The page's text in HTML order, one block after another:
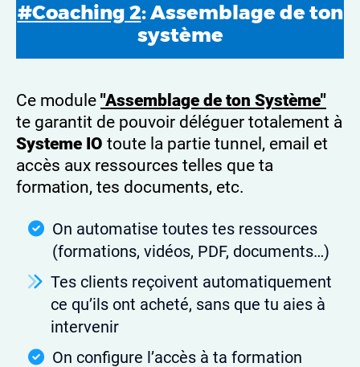
#Coaching 2: Assemblage de ton
système
Ce module "Assemblage de ton Système"
te garantit de pouvoir déléguer totalement à
Systeme IO toute la partie tunnel, email et
accès aux ressources telles que ta
formation, tes documents, etc.
On automatise toutes tes ressources
(formations, vidéos, PDF, documents…)
Tes clients reçoivent automatiquement
ce qu’ils ont acheté, sans que tu aies à
intervenir
On configure l’accès à ta formation